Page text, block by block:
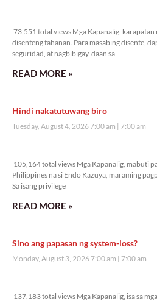
73,551 total views Mga Kapanalig, karapatan
disenteng tahanan. Para masabing disente,
seguridad, at nagbibigay-daan sa
READ MORE »
Hindi nakatutuwang biro
Tuesday, August 4, 2026 7:00 am 7:00 am
105,164 total views Mga Kapanalig, mabuti
Philippines na si Endo Kazuya, maraming
Sa isang privilege
READ MORE »
Sino ang papasan ng system-loss?
Monday, August 3, 2026 7:00 am 7:00 am
137,183 total views Mga Kapanalig, isa sa